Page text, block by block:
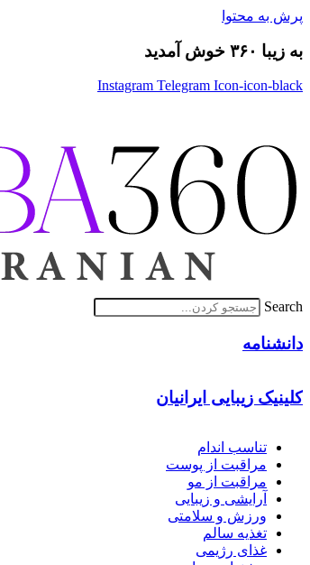
پرش به محتوا
به زیبا ۳۶۰ خوش آمدید
Instagram Telegram Icon-icon-black
Search
دانشنامه
کلینیک زیبایی ایرانیان
تناسب اندام
مراقبت از پوست
مراقبت از مو
آرایشی و زیبایی
ورزش و سلامتی
تغذیه سالم
غذای رژیمی